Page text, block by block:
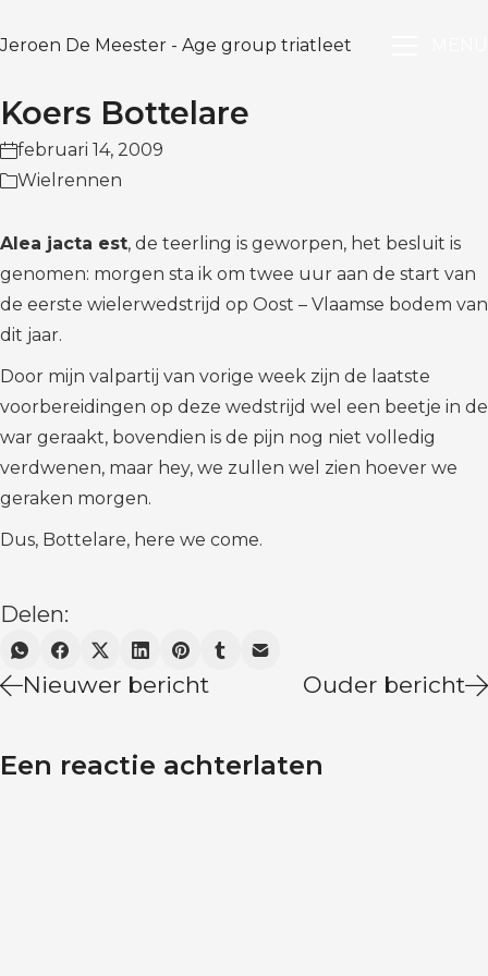
Jeroen De Meester - Age group triatleet
Koers Bottelare
februari 14, 2009
Wielrennen
Alea jacta est, de teerling is geworpen, het besluit is
genomen: morgen sta ik om twee uur aan de start van
de eerste wielerwedstrijd op Oost – Vlaamse bodem van
dit jaar.
Door mijn valpartij van vorige week zijn de laatste
voorbereidingen op deze wedstrijd wel een beetje in de
war geraakt, bovendien is de pijn nog niet volledig
verdwenen, maar hey, we zullen wel zien hoever we
geraken morgen.
Dus, Bottelare, here we come.
Delen:
Nieuwer bericht Ouder bericht
Een reactie achterlaten